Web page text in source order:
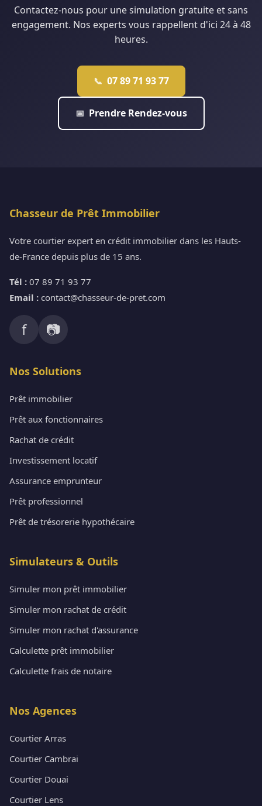
Contactez-nous pour une simulation gratuite et sans
engagement. Nos experts vous rappellent d'ici 24 à 48
heures.
📞 07 89 71 93 77
📅 Prendre Rendez-vous
Chasseur de Prêt Immobilier
Votre courtier expert en crédit immobilier dans les Hauts-
de-France depuis plus de 15 ans.
Tél : 07 89 71 93 77
Email : contact@chasseur-de-pret.com
f 📷
Nos Solutions
Prêt immobilier
Prêt aux fonctionnaires
Rachat de crédit
Investissement locatif
Assurance emprunteur
Prêt professionnel
Prêt de trésorerie hypothécaire
Simulateurs & Outils
Simuler mon prêt immobilier
Simuler mon rachat de crédit
Simuler mon rachat d'assurance
Calculette prêt immobilier
Calculette frais de notaire
Nos Agences
Courtier Arras
Courtier Cambrai
Courtier Douai
Courtier Lens